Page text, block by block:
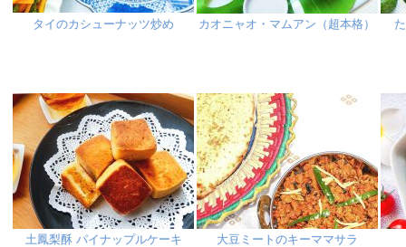
タイのカシューナッツ炒め カオニャオ・マムアン（超本格）
土鳳梨酥 パイナップルケーキ 大豆ミートのキーママサラ